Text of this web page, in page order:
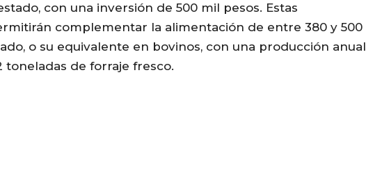
con una inversión de 500 mil pesos. Estas
complementar la alimentación de entre 380 y 500
o su equivalente en bovinos, con una producción anual
toneladas de forraje fresco.